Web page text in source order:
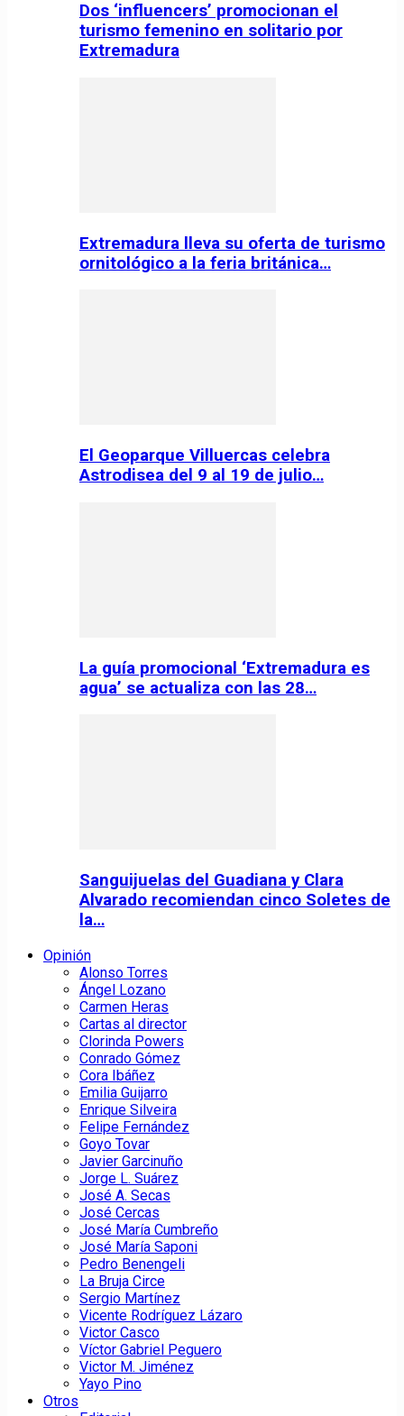
Dos ‘influencers’ promocionan el
turismo femenino en solitario por
Extremadura
Extremadura lleva su oferta de turismo
ornitológico a la feria británica…
El Geoparque Villuercas celebra
Astrodisea del 9 al 19 de julio…
La guía promocional ‘Extremadura es
agua’ se actualiza con las 28…
Sanguijuelas del Guadiana y Clara
Alvarado recomiendan cinco Soletes de
la…
Opinión
Alonso Torres
Ángel Lozano
Carmen Heras
Cartas al director
Clorinda Powers
Conrado Gómez
Cora Ibáñez
Emilia Guijarro
Enrique Silveira
Felipe Fernández
Goyo Tovar
Javier Garcinuño
Jorge L. Suárez
José A. Secas
José Cercas
José María Cumbreño
José María Saponi
Pedro Benengeli
La Bruja Circe
Sergio Martínez
Vicente Rodríguez Lázaro
Victor Casco
Víctor Gabriel Peguero
Victor M. Jiménez
Yayo Pino
Otros